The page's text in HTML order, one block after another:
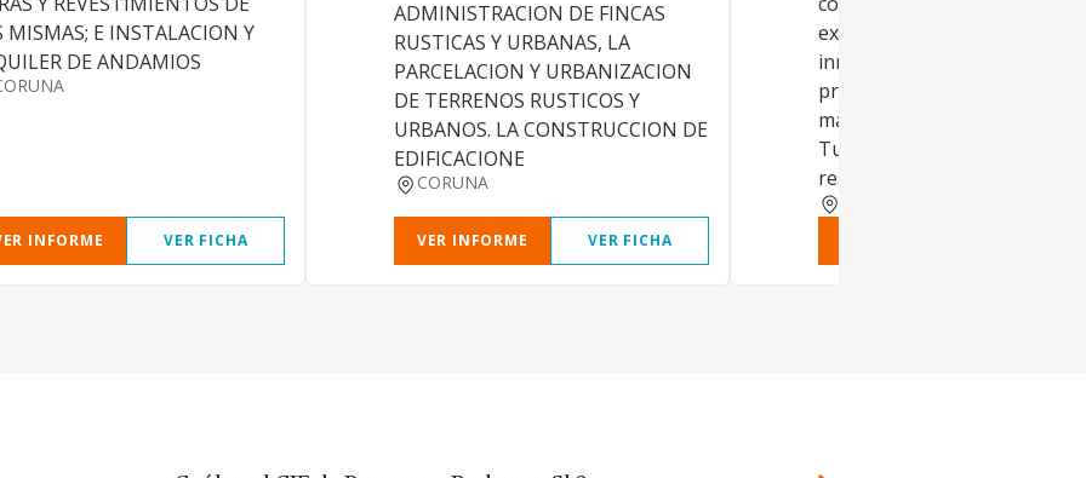
MISMAS; E INSTALACION Y
DE ANDAMIOS
INFORME VER FICHA
ADMINISTRACION DE FINCAS
RUSTICAS Y URBANAS, LA
PARCELACION Y URBANIZACION
DE TERRENOS RUSTICOS Y
URBANOS. LA CONSTRUCCION DE
EDIFICACIONE
CORUNA
VER INFORME VER FICHA
exportación. 3. Actividades
inmobiliarias. 4. Actividades
profesionales. 5. Industrias
manufactureras y textiles. 6.
Turismo, hostelería y
restauración. 7. Prestación